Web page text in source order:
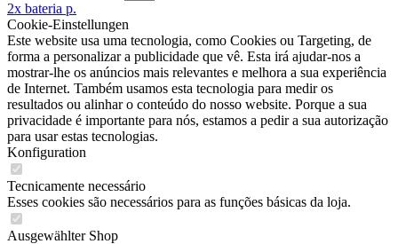
2x bateria p.
Cookie-Einstellungen
Este website usa uma tecnologia, como Cookies ou Targeting, de
forma a personalizar a publicidade que vê. Esta irá ajudar-nos a
mostrar-lhe os anúncios mais relevantes e melhora a sua experiência
de Internet. Também usamos esta tecnologia para medir os
resultados ou alinhar o conteúdo do nosso website. Porque a sua
privacidade é importante para nós, estamos a pedir a sua autorização
para usar estas tecnologias.
Konfiguration
Tecnicamente necessário
Esses cookies são necessários para as funções básicas da loja.
Ausgewählter Shop